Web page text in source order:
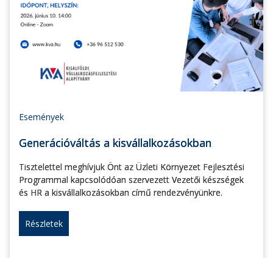
Események
Generációváltás a kisvállalkozásokban
Tisztelettel meghívjuk Önt az Üzleti Környezet Fejlesztési
Programmal kapcsolódóan szervezett Vezetői készségek
és HR a kisvállalkozásokban című rendezvényünkre.
Részletek